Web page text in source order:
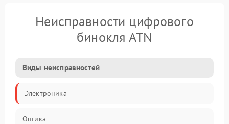
Неисправности цифрового
бинокля ATN
Виды неисправностей
Электроника
Оптика